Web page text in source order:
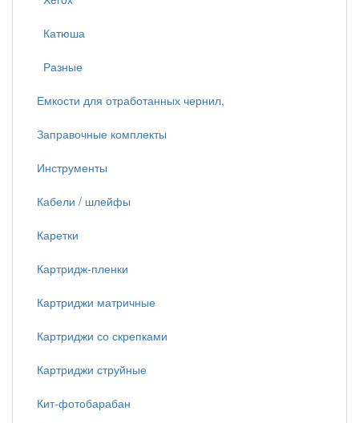
Катюша
Разные
Емкости для отработанных чернил,
Заправочные комплекты
Инструменты
Кабели / шлейфы
Каретки
Картридж-пленки
Картриджи матричные
Картриджи со скрепками
Картриджи струйные
Кит-фотобарабан